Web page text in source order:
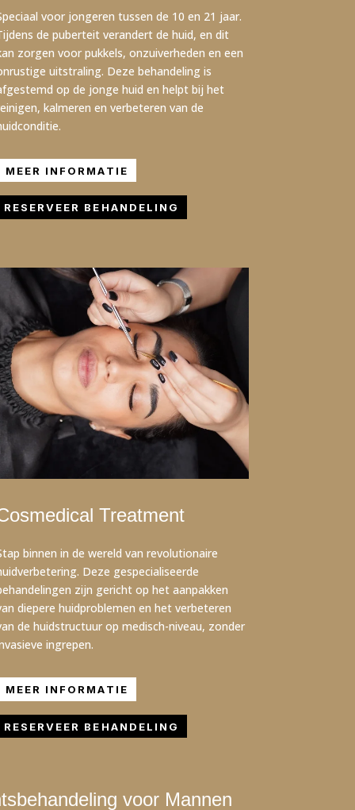
voor jongeren tussen de 10 en 21 jaar.
de puberteit verandert de huid, en dit
zorgen voor pukkels, onzuiverheden en een
uitstraling. Deze behandeling is
op de jonge huid en helpt bij het
kalmeren en verbeteren van de
MEER INFORMATIE
RESERVEER BEHANDELING
Treatment
binnen in de wereld van revolutionaire
Deze gespecialiseerde
zijn gericht op het aanpakken
diepere huidproblemen en het verbeteren
de huidstructuur op medisch-niveau, zonder
ingrepen.
MEER INFORMATIE
RESERVEER BEHANDELING
voor Mannen